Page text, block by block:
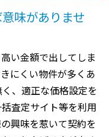
味がありませ
い金額で出してしま
にくい物件が多くあ
、適正な価格設定を
査定サイト等を利用
興味を惹いて契約を